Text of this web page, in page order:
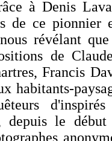
à Denis
de ce pionnier
révélant
de
Francis
habitants-
depuis le